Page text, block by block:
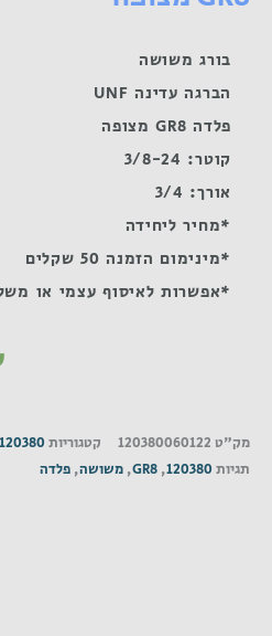
בורג משושה
הברגה עדינה UNF
פלדה GR8 מצופה
קוטר: 3/8-24
אורך: 3/4
*מחיר ליחידה
*מינימום הזמנה 50 שקלים
*אפשרות לאיסוף עצמי או
מק"ט 120380060122 קטגוריות 120380
תגיות 120380
,
GR8
, משושה, פלדה